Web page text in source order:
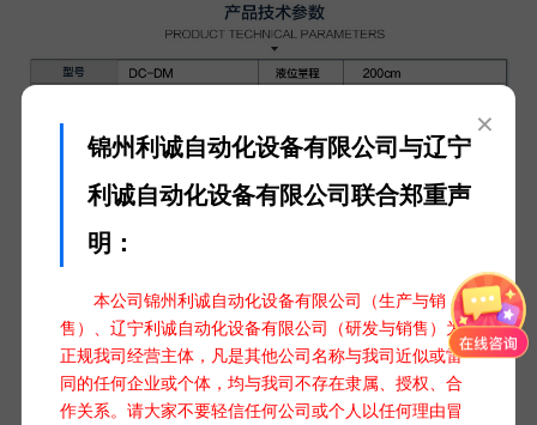
×
锦州利诚自动化设备有限公司与辽宁
利诚自动化设备有限公司联合郑重声
明：
本公司锦州利诚自动化设备有限公司（生产与销
售）、辽宁利诚自动化设备有限公司（研发与销售）为
正规我司经营主体，凡是其他公司名称与我司近似或雷
同的任何企业或个体，均与我司不存在隶属、授权、合
作关系。请大家不要轻信任何公司或个人以任何理由冒